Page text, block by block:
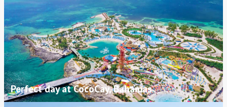
Perfect day at CocoCay, Bahamas